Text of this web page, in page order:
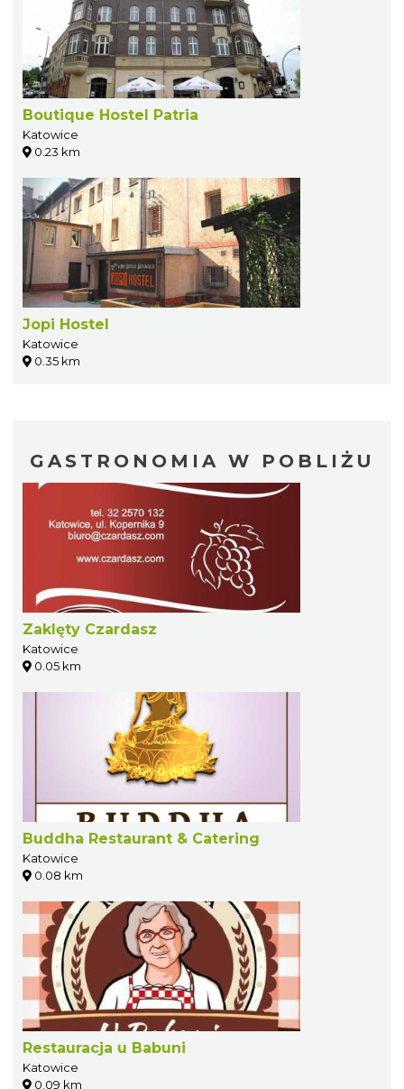
Boutique Hostel Patria
Katowice
0.23 km
Jopi Hostel
Katowice
0.35 km
GASTRONOMIA W POBLIŻU
Zaklęty Czardasz
Katowice
0.05 km
Buddha Restaurant & Catering
Katowice
0.08 km
Restauracja u Babuni
Katowice
0.09 km